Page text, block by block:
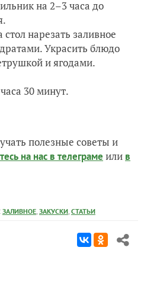
на 2–3 часа до
нарезать заливное
Украсить блюдо
и ягодами.
30 минут.
полезные советы и
на нас в телеграме или в
ЗАЛИВНОЕ, ЗАКУСКИ, СТАТЬИ